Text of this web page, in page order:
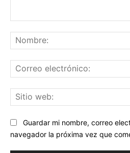
Guardar mi nombre, correo
navegador la próxima vez que